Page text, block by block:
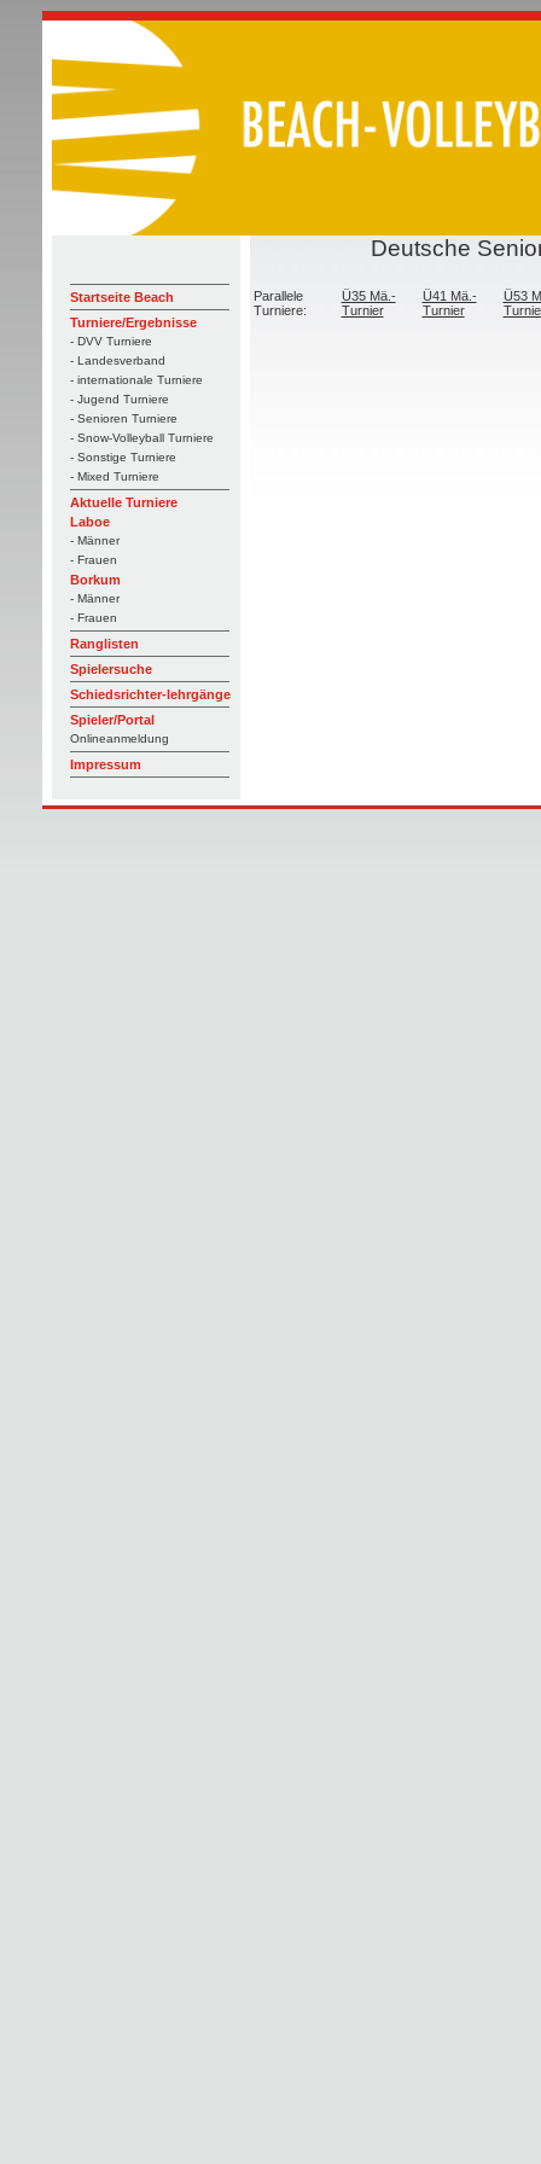
Startseite Beach
Turniere/Ergebnisse
- DVV Turniere
- Landesverband
- internationale Turniere
- Jugend Turniere
- Senioren Turniere
- Snow-Volleyball Turniere
- Sonstige Turniere
- Mixed Turniere
Aktuelle Turniere
Laboe
- Männer
- Frauen
Borkum
- Männer
- Frauen
Ranglisten
Spielersuche
Schiedsrichter-lehrgänge
Spieler/Portal
Onlineanmeldung
Impressum
Deutsche
Parallele
Turniere:
Ü35 Mä.-
Turnier
Ü41 Mä.-
Turnier
Ü53